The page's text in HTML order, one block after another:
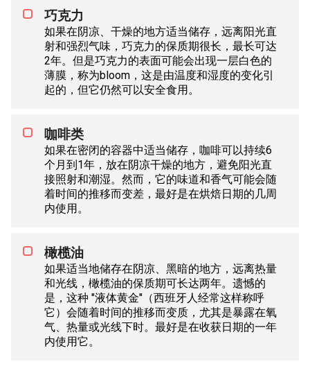
巧克力
如果在阴凉、干燥的地方适当储存，远离阳光直
射和强烈气味，巧克力的保质期很长，最长可达
2年。但是巧克力的表面可能会出现一层白色的
薄膜，称为bloom，这是由温度和湿度的变化引
起的，但它仍然可以安全食用。
咖啡类
如果在密闭的容器中适当储存，咖啡可以持续6
个月到1年，放在阴凉干燥的地方，避免阳光直
接照射和潮湿。然而，它的味道和香气可能会随
着时间的推移而变差，最好是在烘焙日期的几周
内使用。
橄榄油
如果适当地储存在阴凉、黑暗的地方，远离热量
和光线，橄榄油的保质期可长达两年。遗憾的
是，这种 "液体黄金"（西班牙人经常这样称呼
它）会随着时间的推移而变质，尤其是暴露在氧
气、热量或光线下时。最好是在收获日期的一年
内使用它。